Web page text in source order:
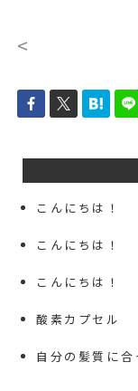
<
こんにちは！
こんにちは！
こんにちは！
酸素カプセル
自分の髪質に合